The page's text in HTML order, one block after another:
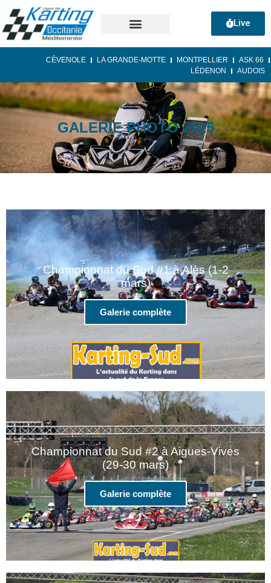
Live
CÉVENOLE LA GRANDE-MOTTE MONTPELLIER
ASK 66
LÉDENON
AUDOIS
GALERIE PHOTO 2025
Championnat du Sud #1 à Alès (1-2
mars)
Galerie complète
Championnat du Sud #2 à Aigues-Vives
(29-30 mars)
Galerie complète